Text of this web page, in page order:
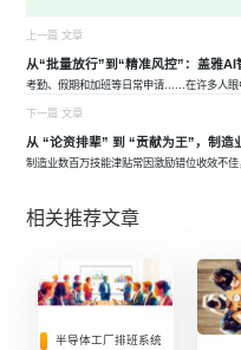
上一篇 文章
从“批量放行”到“精准风控”：盖雅
考勤、假期和加班等日常申请……在许多人眼
下一篇 文章
从 “论资排辈” 到 “贡献为王”，制造
制造业数百万技能津贴常因激励错位收效不
相关推荐文章
半导体工厂排班系统